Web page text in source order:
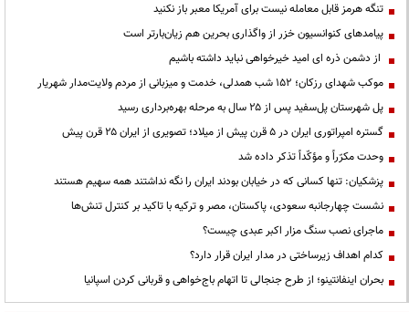
تنگه هرمز قابل معامله نیست برای آمریکا معبر باز نکنید
پیامدهای کنوانسیون خزر از واگذاری بحرین هم زیان‌بارتر است
از دشمن ذره ای امید خیرخواهی نباید داشته باشیم
موکب شهدای رزکان؛ ۱۵۲ شب همدلی، خدمت و میزبانی از مردم ولایت‌مدار شهریار
پل شهرستان پل‌سفید پس از ۲۵ سال به مرحله بهره‌برداری رسید
گستره امپراتوری ایران در ۵ قرن پیش از میلاد؛ تصویری از ایران ۲۵ قرن پیش
وحدت مکرّراً و مؤکّداً تذکر داده شد
پزشکیان: تنها کسانی که در خیابان بودند ایران را نگه نداشتند همه سهیم هستند
نشست چهارجانبه سعودی، پاکستان، مصر و ترکیه با تاکید بر کنترل تنش‌ها
ماجرای نصب سنگ مزار اکبر عبدی چیست؟
کدام اهداف زیرساختی در مدار ایران قرار دارد؟
بحران اینفانتینو؛ از طرح جنجالی تا اتهام باج‌خواهی و قربانی کردن اسپانیا